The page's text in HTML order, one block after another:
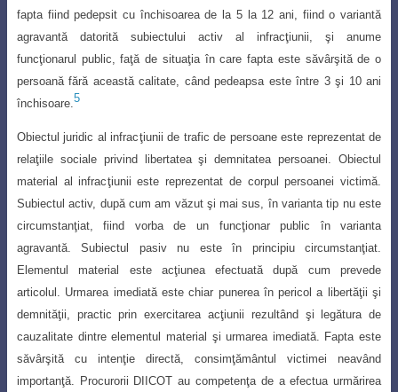
fapta fiind pedepsit cu închisoarea de la 5 la 12 ani, fiind o variantă
agravantă datorită subiectului activ al infracţiunii,şi anume
funcţionarul public, faţă de situaţia în care fapta este săvârşită de o
persoană fără această calitate, când pedeapsa este între 3şi 10 ani
închisoare. 5
Obiectul juridic al infracţiunii de trafic de persoane este reprezentat de
relaţiile sociale privind libertateaşi demnitatea persoanei. Obiectul
material al infracţiunii este reprezentat de corpul persoanei victimă.
Subiectul activ, după cum am văzut şi mai sus, în varianta tip nu este
circumstanţiat, fiind vorba de un funcţionar public învarianta
agravantă. Subiectul pasiv nu este în principiu circumstanţiat.
Elementul material este acţiunea efectuată după cum prevede
articolul. Urmarea imediată este chiar punerea în pericol a libertăţiişi
demnităţii, practic prin exercitarea acţiunii rezultând şi legătura de
cauzalitate dintre elementul material şi urmarea imediată. Fapta este
săvârşită cu intenţie directă, consimţământul victimei neavând
importanţă. Procurorii DIICOT au competenţa de a efectua urmărirea